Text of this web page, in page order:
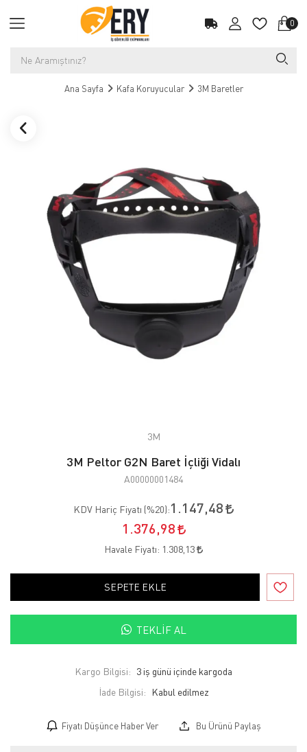
0
Ana Sayfa Kafa Koruyucular 3M Baretler
3M
3M Peltor G2N Baret İçliği Vidalı
A00000001484
KDV Hariç Fiyatı (%20):1.147,48
1.376,98
Havale Fiyatı: 1.308,13
SEPETE EKLE
TEKLIF AL
Kargo Bilgisi: 3 iş günü içinde kargoda
İade Bilgisi:
Fiyatı Düşünce Haber Ver Bu Ürünü Paylaş